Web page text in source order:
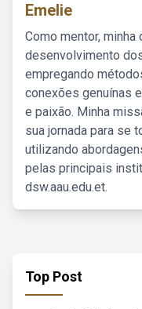
Emelie
Como mentor,
desenvolvimento
empregando
conexões genuínas
e paixão. Minha
sua jornada para se
utilizando
pelas principais
dsw.aau.edu.et.
Top Post